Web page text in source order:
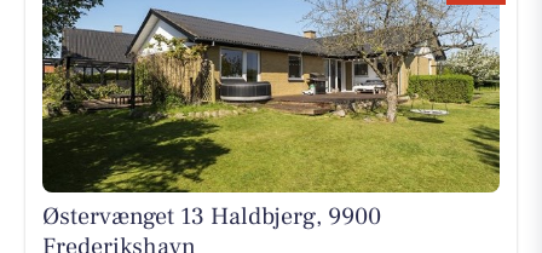
Østervænget 13 Haldbjerg, 9900
Frederikshavn